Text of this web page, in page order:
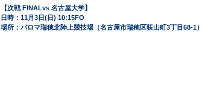
【次戦 FINALvs 名古屋大学】
日時：11月3日(日) 10:15FO
場所：パロマ瑞穂北陸上競技場（名古屋市瑞穂区荻山町3丁目68-1）